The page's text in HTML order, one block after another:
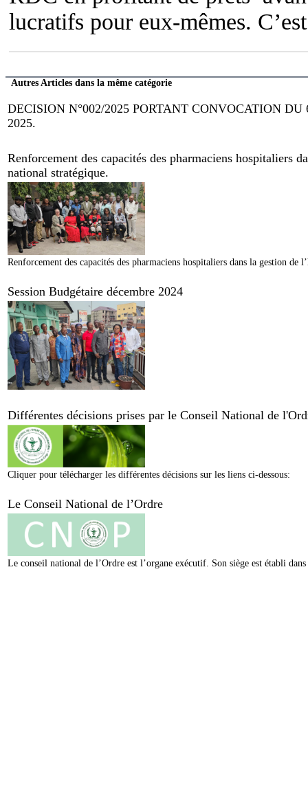
lucratifs pour eux-mêmes.
Autres Articles dans la même catégorie
DECISION N°002/2025 PORTANT CONVOCATION
2025.
Renforcement des capacités des pharmaciens hospitaliers
national stratégique.
Renforcement des capacités des pharmaciens hospitaliers dans la gestion
Session Budgétaire décembre 2024
Différentes décisions prises par le Conseil National de
Cliquer pour télécharger les différentes décisions sur les liens ci-dessous:
Le Conseil National de l’Ordre
Le conseil national de l’Ordre est l’organe exécutif. Son siège est établi